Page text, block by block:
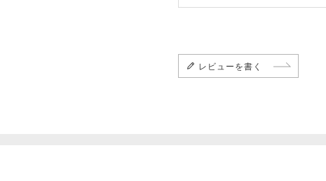
レビューを書く